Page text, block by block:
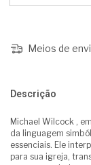
Meios de
Descrição
Michael Wilcock ,
da linguagem
essenciais. Ele
para sua igreja,